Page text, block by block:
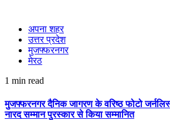
अपना शहर
उत्तर प्रदेश
मुजफ्फरनगर
मेरठ
1 min read
मुजफ्फरनगर दैनिक जागरण के वरिष्ठ फोटो
नारद सम्मान पुरस्कार से किया सम्मानित